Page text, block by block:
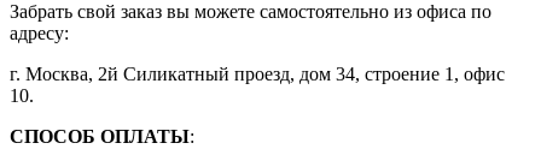
Забрать свой заказ вы можете самостоятельно из офиса по
адресу:
г. Москва, 2й Силикатный проезд, дом 34, строение 1, офис
10.
СПОСОБ ОПЛАТЫ: